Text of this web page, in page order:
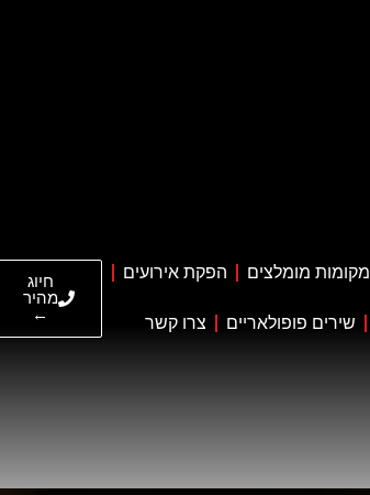
חיוג
מהיר
←
מקומות מומלצים הפקת אירועים
שירים פופולאריים צרו קשר